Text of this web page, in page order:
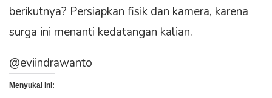
berikutnya? Persiapkan fisik dan kamera, karena
surga ini menanti kedatangan kalian.
@eviindrawanto
Menyukai ini: